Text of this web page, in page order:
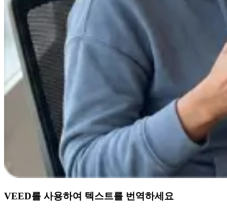
VEED를 사용하여 텍스트를 번역하세요